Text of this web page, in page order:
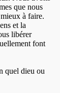
que nous
à faire.
et la
libérer
font
quel dieu ou